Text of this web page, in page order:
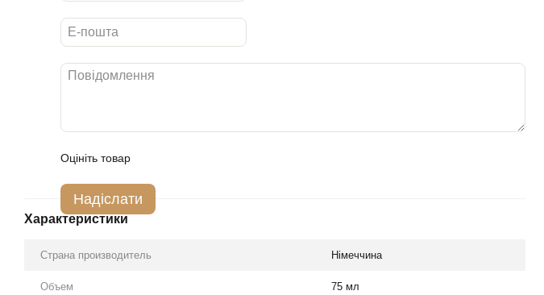
Оцініть товар
Надіслати
Характеристики
Страна производитель Німеччина
Объем 75 мл